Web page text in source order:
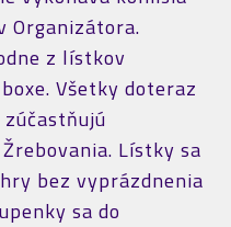
Organizátora.
z lístkov
Všetky doteraz
Lístky sa
bez vyprázdnenia
sa do